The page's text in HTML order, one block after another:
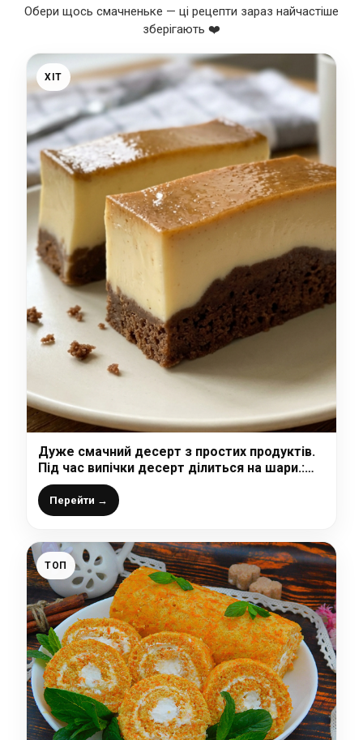
Обери щось смачненьке — ці рецепти зараз найчастіше
зберігають ❤️
ХІТ
Дуже смачний десерт з простих продуктів.
Під час випічки десерт ділиться на шари.:
супер десерт з простих продуктів, який вам
точно сподобається
Перейти →
ТОП